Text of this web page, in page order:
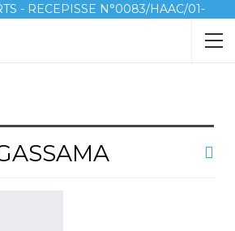
- RECEPISSE N°0083/HAAC/01-